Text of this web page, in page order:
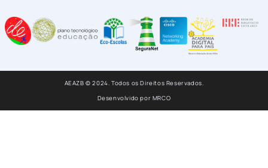
AEAZB © 2024. Todos os Direitos Reservados.
Desenvolvido por MRCO